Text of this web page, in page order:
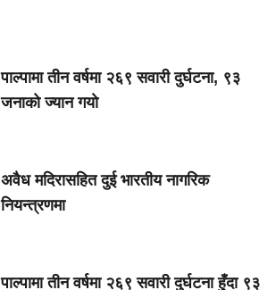
पाल्पामा तीन वर्षमा २६९ सवारी दुर्घटना, ९३
जनाको ज्यान गयाे
अवैध मदिरासहित दुई भारतीय नागरिक
नियन्त्रणमा
पाल्पामा तीन वर्षमा २६९ सवारी दुर्घटना हुँदा ९३